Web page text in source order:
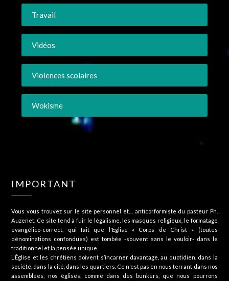
Travail
Vidéos
Violences scolaires
Wokisme
IMPORTANT
Vous vous trouvez sur le site personnel et… anticorformiste du pasteur Ph.
Auzenet. Ce site tend à fuir le légalisme, les masques religieux, le formatage
évangélico-correct, qui fait que l'Eglise « Corps de Christ » (toutes
dénominations confondues) est tombée -souvent sans le vouloir- dans le
traditionnel et la pensée unique.
L'Église et les chrétiens doivent s’incarner davantage, au quotidien, dans la
société, dans la cité, dans les quartiers. Ce n'est pas en nous terrant dans nos
assemblées, nos églises, comme dans des bunkers, que nous pourrons